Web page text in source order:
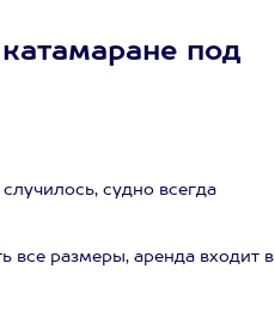
под
судно всегда
все размеры, аренда входит в